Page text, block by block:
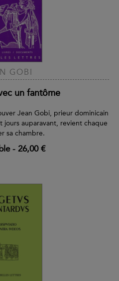
GOBI
un fantôme
Jean Gobi, prieur dominicain
jours auparavant, revient chaque
sa chambre.
- 26,00 €